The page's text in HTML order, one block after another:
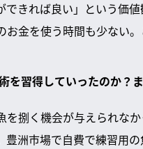
きれば良い」という価
金を使う時間も少ない
を習得していったのか？
捌く機会が与えられな
洲市場で自費で練習用